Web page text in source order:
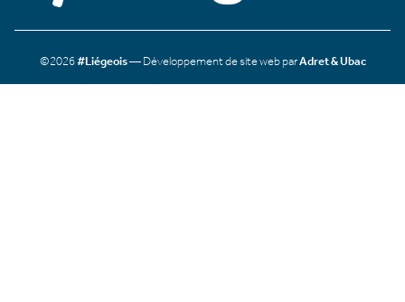
©2026#Liégeois— Développement de site web parAdret & Ubac